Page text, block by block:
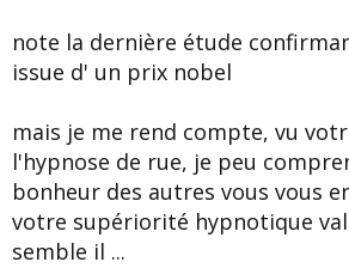
note la dernière étude
issue d' un prix nobel
mais je me rend compte, vu
l'hypnose de rue, je peu
bonheur des autres vous vous
votre supériorité hypnotique
semble il ...